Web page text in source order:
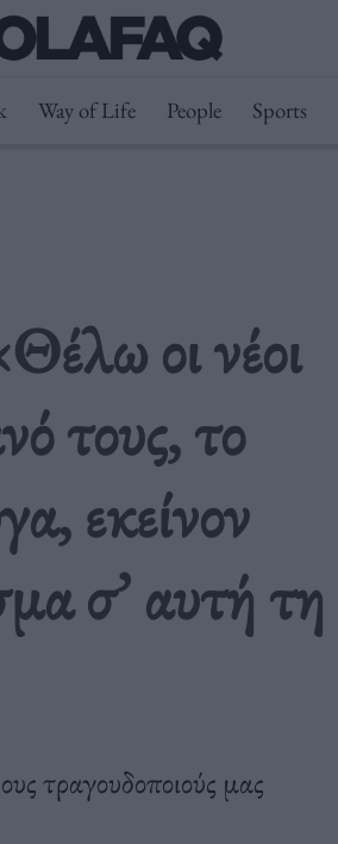
Way of Life People Sports
οι νέοι
τους, το
εκείνον
σ’ αυτή τη
τραγουδοποιούς μας